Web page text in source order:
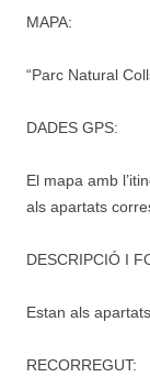
MAPA:
“Parc Natural
DADES GPS:
El mapa amb
als apartats
DESCRIPCIÓ I
Estan als
RECORREGUT: